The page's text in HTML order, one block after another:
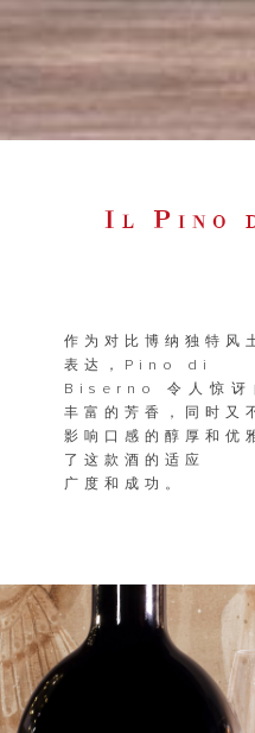
I L P INO
作为对比博纳独特风
表达，Pino di
Biserno 令人惊讶
丰富的芳香，同时又
影响口感的醇厚和优
了这款酒的适应
广度和成功。